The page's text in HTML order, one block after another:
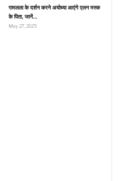
रामलला के दर्शन करने अयोध्या आएंगे एलन मस्क
के पिता, जानें…
May 27, 2025